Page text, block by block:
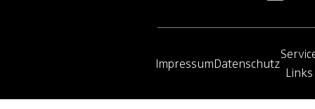
ImpressumDatenschutz
Links